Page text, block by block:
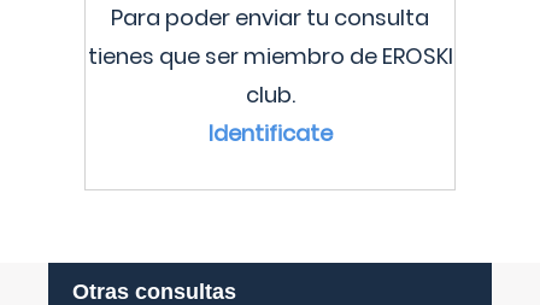
Para poder enviar tu consulta
tienes que ser miembro de EROSKI
club.
Identificate
Otras consultas